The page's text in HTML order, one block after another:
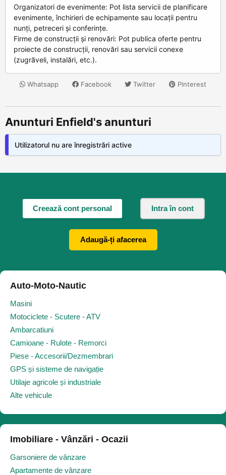
Organizatori de evenimente: Pot lista servicii de planificare
evenimente, închirieri de echipamente sau locații pentru
nunți, petreceri și conferințe.
Firme de construcții și renovări: Pot publica oferte pentru
proiecte de construcții, renovări sau servicii conexe
(zugrăveli, instalări, etc.).
Whatsapp Facebook Twitter Pinterest
Anunturi Enfield's anunturi
Utilizatorul nu are înregistrări active
Creează cont personal Intra în cont
Adaugă-ți afacerea
Auto-Moto-Nautic
Masini
Motociclete - Scutere - ATV
Ambarcatiuni
Camioane - Rulote - Remorci
Piese - Accesorii/Dezmembrari
GPS și sisteme de navigație
Utilaje agricole și industriale
Alte vehicule
Imobiliare - Vânzări - Ocazii
Garsoniere de vânzare
Apartamente de vânzare